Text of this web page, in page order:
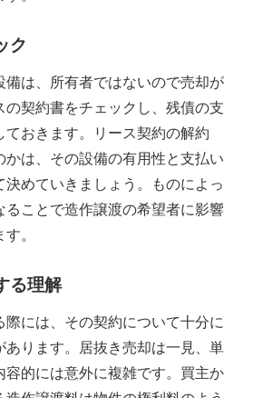
ク
備は、所有者ではないので売却が
の契約書をチェックし、残債の支
ておきます。リース契約の解約
かは、その設備の有用性と支払い
決めていきましょう。ものによっ
ることで造作譲渡の希望者に影響
。
る理解
際には、その契約について十分に
あります。居抜き売却は一見、単
容的には意外に複雑です。買主か